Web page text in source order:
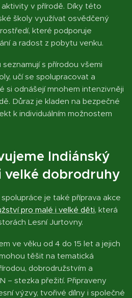
v přírodě. Díky této
školy využívat osvědčený
které podporuje
a radost z pobytu venku.
s přírodou všemi
učí se spolupracovat a
si odnášejí mnohem intenzivněji
Důraz je kladen na bezpečné
k individuálním možnostem
Indiánský
velké dobrodruhy
je také příprava akce
pro malé i velké děti, která
Lesní Jurtovny.
ve věku od 4 do 15 let a jejich
těšit na tematická
dobrodružstvím a
– stezka přežití. Připraveny
výzvy, tvořivé dílny i společné